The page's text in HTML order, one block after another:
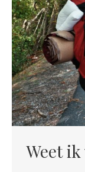
Weet